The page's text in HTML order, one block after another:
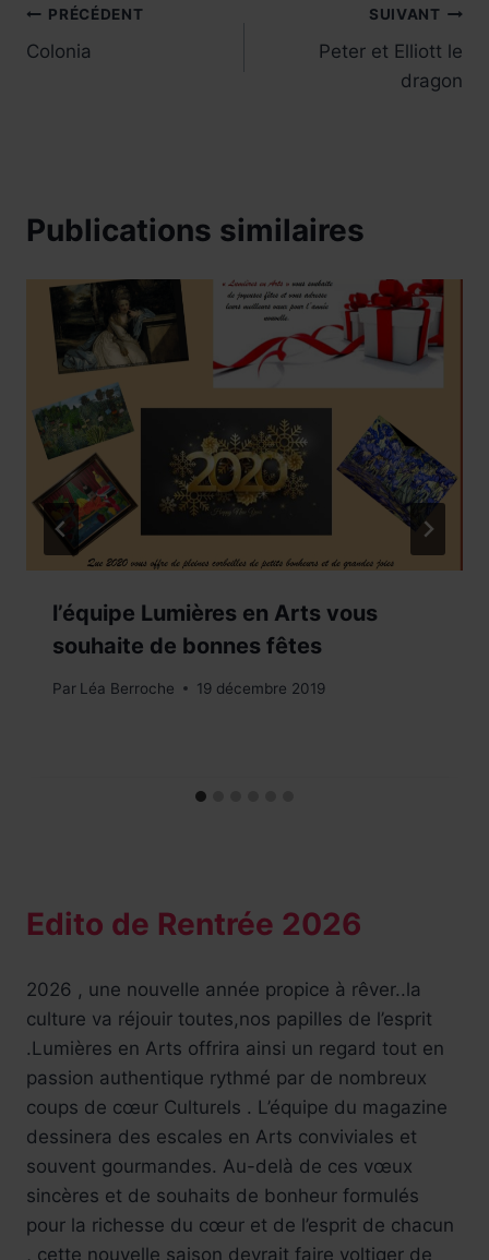
Navigation
de
PRÉCÉDENT
Colonia
SUIVANT
Peter et Elliott le
dragon
Publications similaires
l’équipe Lumières en Arts vous
souhaite de bonnes fêtes
Par Léa Berroche 19 décembre 2019
Edito de Rentrée 2026
2026 , une nouvelle année propice à rêver..la
culture va réjouir toutes,nos papilles de l’esprit
.Lumières en Arts offrira ainsi un regard tout en
passion authentique rythmé par de nombreux
coups de cœur Culturels . L’équipe du magazine
dessinera des escales en Arts conviviales et
souvent gourmandes. Au-delà de ces vœux
sincères et de souhaits de bonheur formulés
pour la richesse du cœur et de l’esprit de chacun
, cette nouvelle saison devrait faire voltiger de